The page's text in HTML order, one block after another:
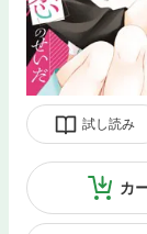
試し読み
カ